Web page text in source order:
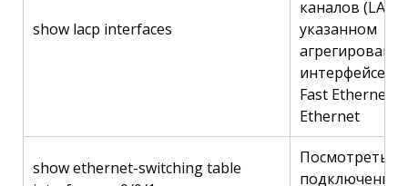
show lacp interfaces
каналов
указанном
интерфейсе
Fast Ethernet
Ethernet
show ethernet-switching table
Посмотреть